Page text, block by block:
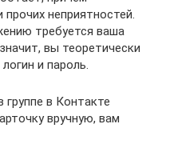
неприятностей.
требуется ваша
вы теоретически
и пароль.
в Контакте
вручную, вам